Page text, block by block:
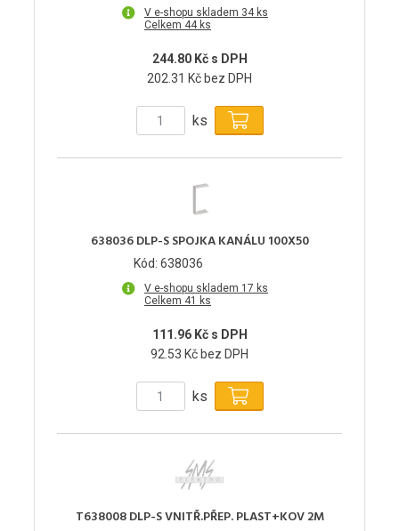
V e-shopu skladem 34 ks
Celkem 44 ks
244.80 Kč s DPH
202.31 Kč bez DPH
ks
638036 DLP-S SPOJKA KANÁLU 100X50
Kód: 638036
V e-shopu skladem 17 ks
Celkem 41 ks
111.96 Kč s DPH
92.53 Kč bez DPH
ks
T638008 DLP-S VNITŘ.PŘEP. PLAST+KOV 2M